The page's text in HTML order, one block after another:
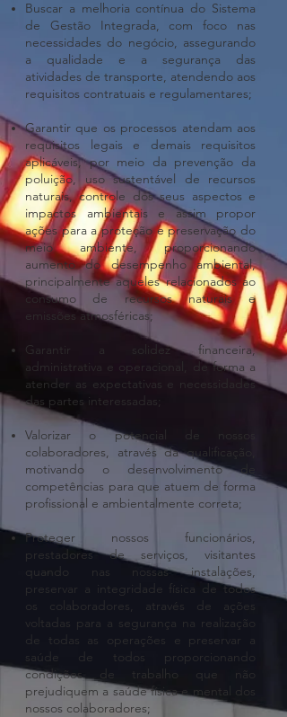
Buscar a melhoria contínua do Sistema
de Gestão Integrada, com foco nas
necessidades do negócio, assegurando
a qualidade e a segurança das
atividades de transporte, atendendo aos
requisitos contratuais e regulamentares;
Garantir que os processos atendam aos
requisitos legais e demais requisitos
aplicáveis, por meio da prevenção da
poluição, uso sustentável de recursos
naturais, controle dos seus aspectos e
impactos ambientais e assim propor
ações para a proteção e preservação do
meio ambiente, proporcionando
aumento do desempenho ambiental,
principalmente aqueles relacionados ao
consumo de recursos naturais e
emissões atmosféricas;
Garantir a solidez financeira,
administrativa e operacional, de forma a
atender as expectativas e necessidades
das partes interessadas;
Valorizar o potencial de nossos
colaboradores, através da qualificação,
motivando o desenvolvimento de
competências para que atuem de forma
profissional e ambientalmente correta;
Proteger nossos funcionários,
prestadores de serviços, visitantes
quando nas nossas instalações,
preservar a integridade física de todos
os colaboradores, através de ações
voltadas para a segurança na realização
de todas as operações e preservar a
saúde de todos proporcionando
condições de trabalho que não
prejudiquem a saúde física e mental dos
nossos colaboradores;